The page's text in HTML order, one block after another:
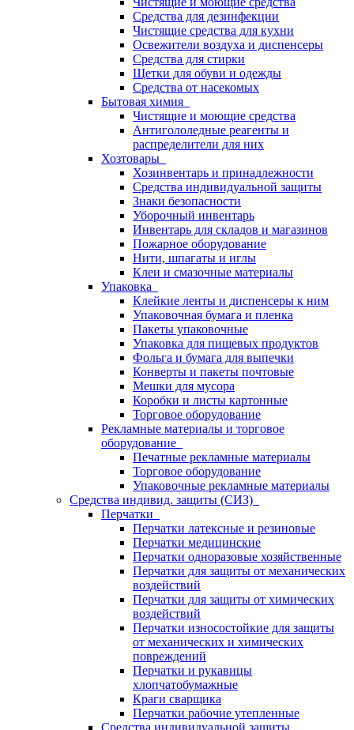
Средства для дезинфекции
Чистящие средства для кухни
Освежители воздуха и диспенсеры
Средства для стирки
Щетки для обуви и одежды
Средства от насекомых
Бытовая химия
Чистящие и моющие средства
Антигололедные реагенты и
распределители для них
Хозтовары
Хозинвентарь и принадлежности
Средства индивидуальной защиты
Знаки безопасности
Уборочный инвентарь
Инвентарь для складов и магазинов
Пожарное оборудование
Нити, шпагаты и иглы
Клеи и смазочные материалы
Упаковка
Клейкие ленты и диспенсеры к ним
Упаковочная бумага и пленка
Пакеты упаковочные
Упаковка для пищевых продуктов
Фольга и бумага для выпечки
Конверты и пакеты почтовые
Мешки для мусора
Коробки и листы картонные
Торговое оборудование
Рекламные материалы и торговое
оборудование
Печатные рекламные материалы
Торговое оборудование
Упаковочные рекламные материалы
Средства индивид. защиты (СИЗ)
Перчатки
Перчатки латексные и резиновые
Перчатки медицинские
Перчатки одноразовые хозяйственные
Перчатки для защиты от механических
воздействий
Перчатки для защиты от химических
воздействий
Перчатки износостойкие для защиты
от механических и химических
повреждений
Перчатки и рукавицы
хлопчатобумажные
Краги сварщика
Перчатки рабочие утепленные
Средства индивидуальной защиты